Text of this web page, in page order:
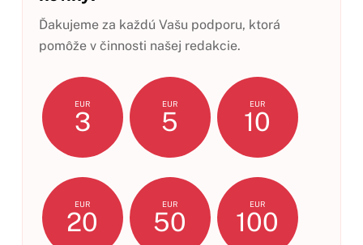
Ďakujeme za každú Vašu podporu, ktorá
pomôže v činnosti našej redakcie.
EUR
3
EUR
5
EUR
10
EUR
20
EUR
50
EUR
100